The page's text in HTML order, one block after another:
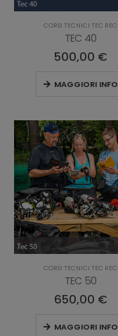
CORSI TECNICI TEC REC
TEC 40
500,00 €
MAGGIORI INFO
CORSI TECNICI TEC REC
TEC 50
650,00 €
MAGGIORI INFO